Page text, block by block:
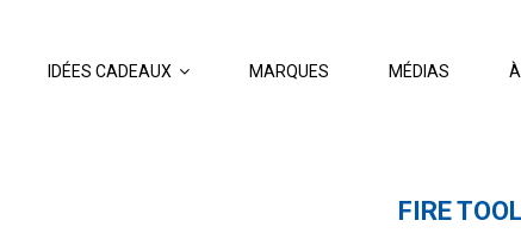
IDÉES CADEAUX MARQUES MÉDIAS
FIRE